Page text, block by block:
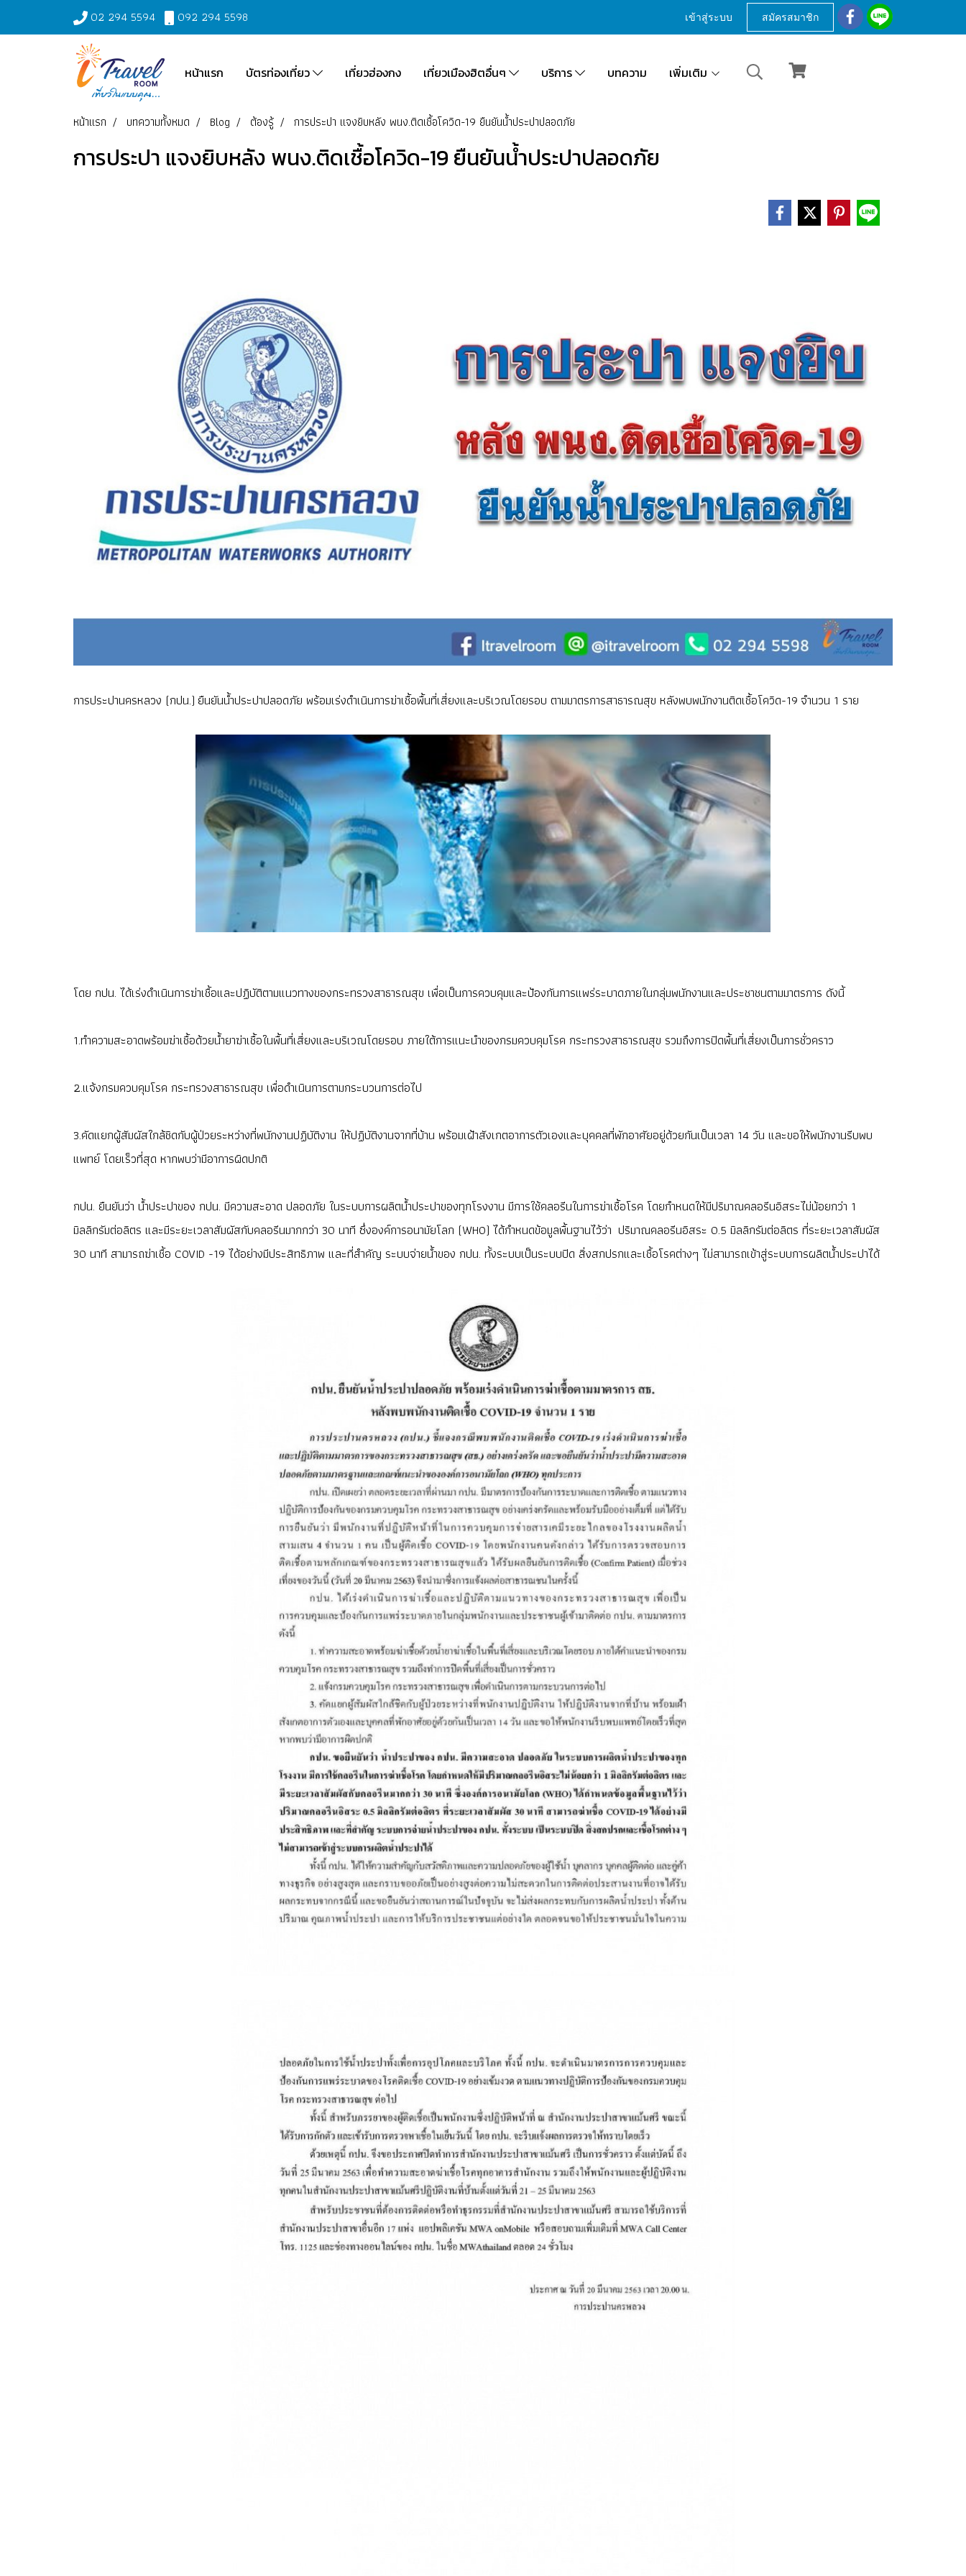
02 294 5594 092 294 5598 เข้าสู่ระบบ สมัครสมาชิก
หน้าแรก บัตรท่องเที่ยว เที่ยวฮ่องกง เที่ยวเมืองฮิตอื่นๆ บริการ บทความ เพิ่มเติม
หน้าแรก บทความทั้งหมด Blog ต้องรู้ การประปา แจงยิบหลัง พนง.ติดเชื้อโควิด-19 ยืนยันน้ำประปาปลอดภัย
การประปา แจงยิบหลัง พนง.ติดเชื้อโควิด-19 ยืนยันน้ำประปาปลอดภัย
การประปานครหลวง (กปน.) ยืนยันน้ำประปาปลอดภัย พร้อมเร่งดำเนินการฆ่าเชื้อพื้นที่เสี่ยงและบริเวณโดยรอบ ตามมาตรการสาธารณสุข หลังพบพนักงานติดเชื้อโควิด-19 จำนวน 1 ราย
โดย กปน. ได้เร่งดำเนินการฆ่าเชื้อและปฏิบัติตามแนวทางของกระทรวงสาธารณสุข เพื่อเป็นการควบคุมและป้องกันการแพร่ระบาดภายในกลุ่มพนักงานและประชาชนตามมาตรการ ดังนี้
1.ทำความสะอาดพร้อมฆ่าเชื้อด้วยน้ำยาฆ่าเชื้อในพื้นที่เสี่ยงและบริเวณโดยรอบ ภายใต้การแนะนำของกรมควบคุมโรค กระทรวงสาธารณสุข รวมถึงการปิดพื้นที่เสี่ยงเป็นการชั่วคราว
2.แจ้งกรมควบคุมโรค กระทรวงสาธารณสุข เพื่อดำเนินการตามกระบวนการต่อไป
3.คัดแยกผู้สัมผัสใกล้ชิดกับผู้ป่วยระหว่างที่พนักงานปฏิบัติงาน ให้ปฏิบัติงานจากที่บ้าน พร้อมเฝ้าสังเกตอาการตัวเองและบุคคลที่พักอาศัยอยู่ด้วยกันเป็นเวลา 14 วัน และขอให้พนักงานรีบพบ
แพทย์ โดยเร็วที่สุด หากพบว่ามีอาการผิดปกติ
กปน. ยืนยันว่า น้ำประปาของ กปน. มีความสะอาด ปลอดภัย ในระบบการผลิตน้ำประปาของทุกโรงงาน มีการใช้คลอรีนในการฆ่าเชื้อโรค โดยกำหนดให้มีปริมาณคลอรีนอิสระไม่น้อยกว่า 1
มิลลิกรัมต่อลิตร และมีระยะเวลาสัมผัสกับคลอรีนมากกว่า 30 นาที ซึ่งองค์การอนามัยโลก (WHO) ได้กำหนดข้อมูลพื้นฐานไว้ว่า ปริมาณคลอรีนอิสระ 0.5 มิลลิกรัมต่อลิตร ที่ระยะเวลาสัมผัส
30 นาที สามารถฆ่าเชื้อ COVID -19 ได้อย่างมีประสิทธิภาพ และที่สำคัญ ระบบจ่ายน้ำของ กปน. ทั้งระบบเป็นระบบปิด สิ่งสกปรกและเชื้อโรคต่างๆ ไม่สามารถเข้าสู่ระบบการผลิตน้ำประปาได้